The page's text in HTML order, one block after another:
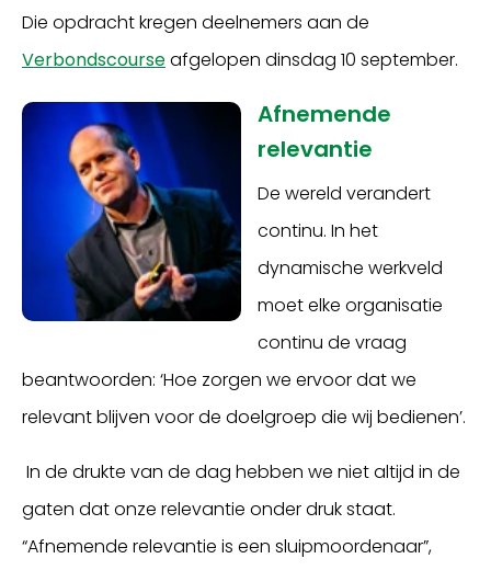
Die opdracht kregen deelnemers aan de
Verbondscourseafgelopen dinsdag 10 september.
Afnemende
relevantie
De wereld verandert
continu. In het
dynamische werkveld
moet elke organisatie
continu de vraag
beantwoorden: ‘Hoe zorgen we ervoor dat we
relevant blijven voor de doelgroep die wij bedienen’.
In de drukte van de dag hebben we niet altijd in de
gaten dat onze relevantie onder druk staat.
“Afnemende relevantie is een sluipmoordenaar”,